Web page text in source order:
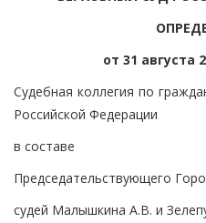
от 31 августа
Судебная коллегия по
Российской Федерации
в составе
Председательствующего
судей Малышкина А.В. и